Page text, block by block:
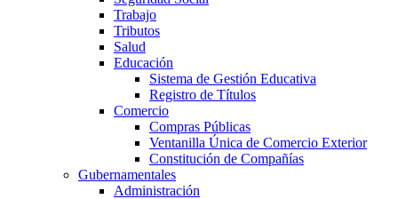
Trabajo
Tributos
Salud
Educación
Sistema de Gestión Educativa
Registro de Títulos
Comercio
Compras Públicas
Ventanilla Única de Comercio Exterior
Constitución de Compañías
Gubernamentales
Administración